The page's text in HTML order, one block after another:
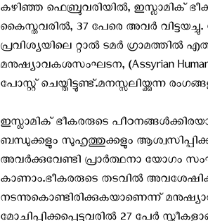
കഴിഞ്ഞ ഫെബ്രുവരിയിൽ, ഇസ്ലാമിക്
കൈസ്തവരിൽ, 37 പേരെ അവർ വിട്ടയച്ചു.
പ്രവിശ്യയിലെ റ്റാൽ ടമർ ഗ്രാമത്തിൽ
മനുഷ്യാവകശസംഘടന, (Assyrian
പോസ്റ്റ് ചെയ്തിട്ടുണ്ട്.മനസ്സലിയ്ക്കുന്ന
ഇസ്ലാമിക് ഭീകരരുടെ
ബന്ധുക്കളും സുഹൃത്തുക്കളും
അവർക്കുവേണ്ടി പ്രാർത്ഥനാ യോഗം
കാണാം.ഭീകരരുടെ തടവിൽ
നടന്നുകൊണ്ടിരിക്കുകയാണെന്ന്